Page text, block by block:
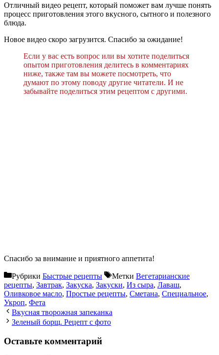
Отличный видео рецепт, который поможет вам лучше понять
процесс приготовления этого вкусного, сытного и полезного
блюда.
Новое видео скоро загрузится. Спасибо за ожидание!
Если у вас есть вопрос или вы хотите поделиться
опытом приготовления делитесь в комментариях
ниже, также там вы можете посмотреть, что
думают по этому поводу другие читатели. И не
забывайте поделиться этим рецептом с другими.
Спасибо за внимание и приятного аппетита!
Рубрики Быстрые рецепты Метки Вегетарианские
рецепты, Завтрак, Закуска, Закуски, Из сыра, Лаваш,
Оливковое масло, Простые рецепты, Сметана, Специальное,
Укроп, Фета
Вкусная творожная запеканка
Зеленый борщ. Рецепт с фото
Оставьте комментарий